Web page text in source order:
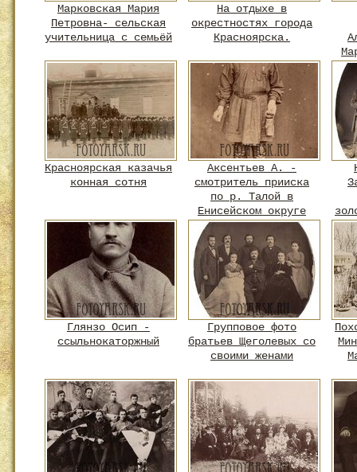
Марковская Мария
Петровна- сельская
учительница с семьёй
На отдыхе в
окрестностях города
Красноярска.
Красноярская казачья
конная сотня
Аксентьев А. -
смотритель прииска
по р. Талой в
Енисейском округе
Глянзо Осип -
ссыльнокаторжный
Групповое фото
братьев Щеголевых со
своими женами